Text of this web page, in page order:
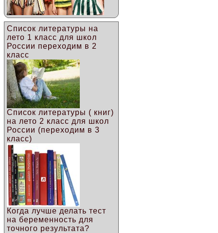
Список литературы на
лето 1 класс для школ
России переходим в 2
класс
Список литературы ( книг)
на лето 2 класс для школ
России (переходим в 3
класс)
Когда лучше делать тест
на беременность для
точного результата?